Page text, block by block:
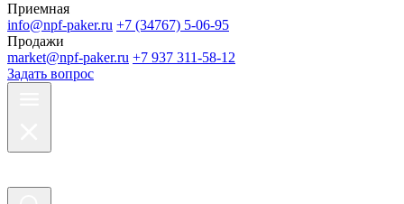
Приемная
info@npf-paker.ru +7 (34767) 5-06-95
Продажи
market@npf-paker.ru +7 937 311-58-12
Задать вопрос